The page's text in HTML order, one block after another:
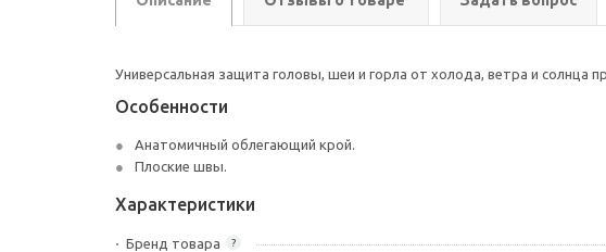
Универсальная защита головы, шеи и горла от холода, ветра и
Особенности
Анатомичный облегающий крой.
Плоские швы.
Характеристики
?
Бренд товара